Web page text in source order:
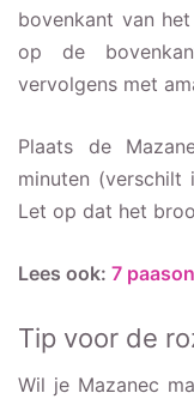
bovenkant van
op de
vervolgens met
Plaats de
minuten (verschilt
Let op dat het
Lees ook: 7
Tip voor de
Wil je Mazanec